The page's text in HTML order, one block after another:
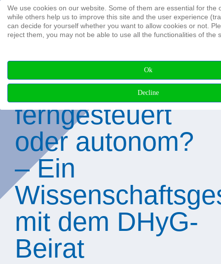
Search ...
Ist die Zukunft
ferngesteuert
oder autonom?
– Ein
mit dem DHyG-
Beirat
We use cookies on our website. Some of them are essential for the
while others help us to improve this site and the user experience
can decide for yourself whether you want to allow cookies or not.
reject them, you may not be able to use all the functionalities of the
Ok
Decline